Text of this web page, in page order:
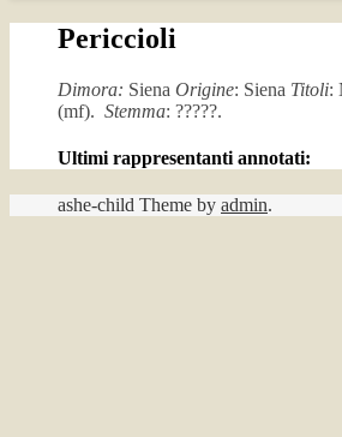
Periccioli
Dimora: Siena Origine: Siena Titoli:
(mf). Stemma: ?????.
Ultimi rappresentanti annotati:
ashe-child Theme by admin.